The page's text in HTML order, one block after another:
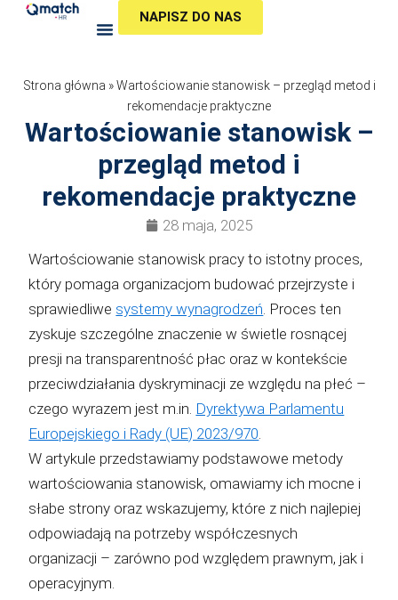
Przejdź
NAPISZ DO NAS
Strona główna »Wartościowanie stanowisk – przegląd metod i
rekomendacje praktyczne
Wartościowanie stanowisk –
przegląd metod i
rekomendacje praktyczne
28 maja, 2025
Wartościowanie stanowisk pracy to istotny proces,
który pomaga organizacjom budować przejrzyste i
sprawiedliwe systemy wynagrodzeń. Proces ten
zyskuje szczególne znaczenie w świetle rosnącej
presji na transparentność płac oraz w kontekście
przeciwdziałania dyskryminacji ze względu na płeć –
czego wyrazem jest m.in. Dyrektywa Parlamentu
Europejskiego i Rady (UE) 2023/970.
W artykule przedstawiamy podstawowe metody
wartościowania stanowisk, omawiamy ich mocne i
słabe strony oraz wskazujemy, które z nich najlepiej
odpowiadają na potrzeby współczesnych
organizacji – zarówno pod względem prawnym, jak i
operacyjnym.